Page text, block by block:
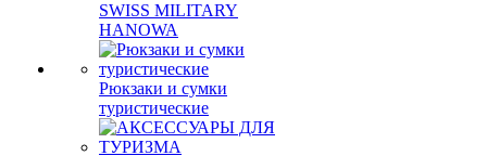
SWISS MILITARY
HANOWA
Рюкзаки и сумки
туристические